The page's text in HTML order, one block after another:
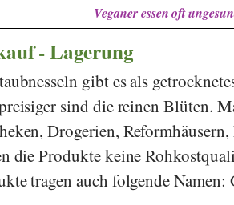
Veganer essen oft
- Lagerung
gibt es als
sind die reinen Blüten.
Drogerien,
die Produkte keine
tragen auch folgende Namen: